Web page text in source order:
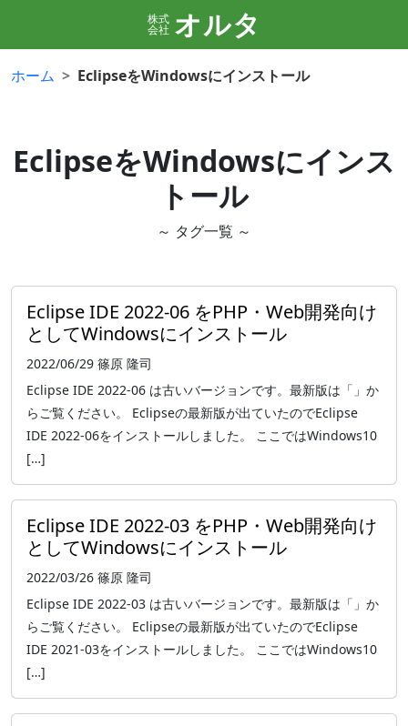
株式
会社 オルタ
ホーム EclipseをWindowsにインストール
EclipseをWindowsにインス
トール
～ タグ一覧 ～
Eclipse IDE 2022-06 をPHP・Web開発向け
としてWindowsにインストール
2022/06/29 篠原 隆司
Eclipse IDE 2022-06 は古いバージョンです。最新版は「」か
らご覧ください。 Eclipseの最新版が出ていたのでEclipse
IDE 2022-06をインストールしました。 ここではWindows10
[…]
Eclipse IDE 2022-03 をPHP・Web開発向け
としてWindowsにインストール
2022/03/26 篠原 隆司
Eclipse IDE 2022-03 は古いバージョンです。最新版は「」か
らご覧ください。 Eclipseの最新版が出ていたのでEclipse
IDE 2021-03をインストールしました。 ここではWindows10
[…]